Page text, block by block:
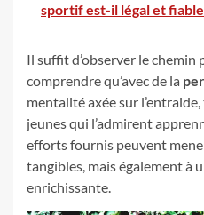
sportif est-il légal et fiable
Il suffit d’observer le
comprendre qu’avec de la
mentalité axée sur
jeunes qui l’admirent
efforts fournis peuvent
tangibles, mais également à
enrichissante.